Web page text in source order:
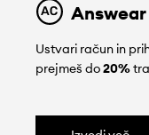
Ustvari račun in
prejmeš do20%